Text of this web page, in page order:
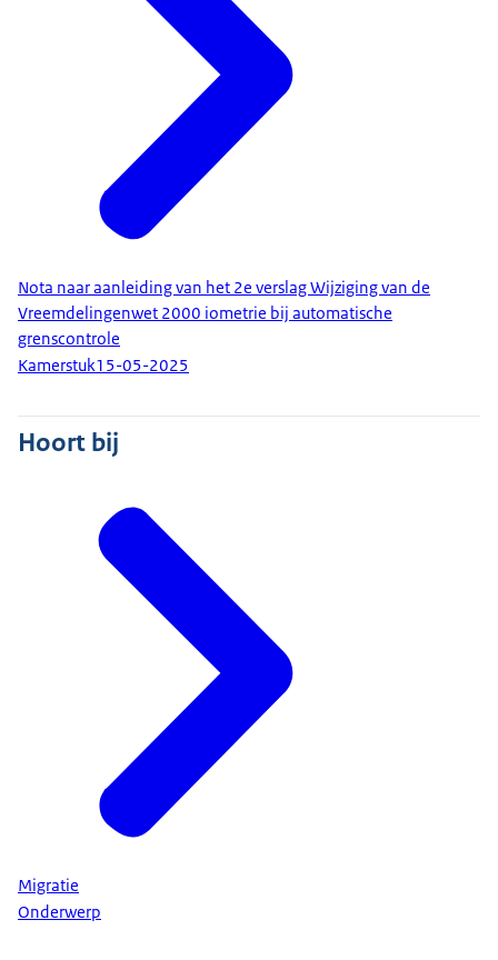
Nota naar aanleiding van het 2e verslag Wijziging van de
Vreemdelingenwet 2000 iometrie bij automatische
grenscontrole
Kamerstuk15-05-2025
Hoort bij
Migratie
Onderwerp